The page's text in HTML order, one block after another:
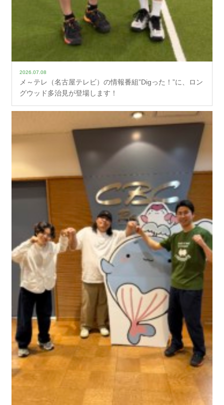
2026.07.08
メ～テレ（名古屋テレビ）の情報番組”Digった！”に、ロン
グウッド多治見が登場します！